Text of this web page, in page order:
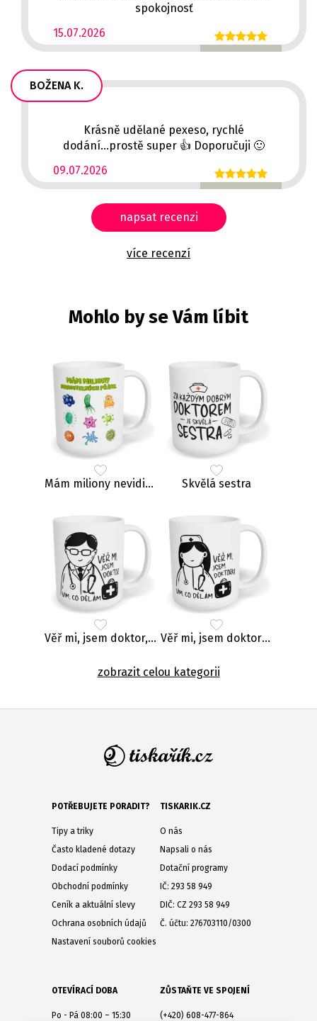
15.07.2026
spokojnosť
BOŽENA K.
09.07.2026
Krásně udělané pexeso, rychlé
dodání...prostě super 👍 Doporučuji 🙂
napsat recenzi
více recenzí
Mohlo by se Vám líbit
Mám miliony neviditelných přátel Skvělá sestra
Věř mi, jsem doktor, vím, co dělám Věř mi, jsem doktorka, vím, co dělám
zobrazit celou kategorii
POTŘEBUJETE PORADIT?
Tipy a triky
Často kladené dotazy
Dodací podmínky
Obchodní podmínky
Ceník a aktuální slevy
Ochrana osobních údajů
Nastavení souborů cookies
TISKARIK.CZ
O nás
Napsali o nás
Dotační programy
IČ: 293 58 949
DIČ: CZ 293 58 949
Č. účtu: 276703110/0300
OTEVÍRACÍ DOBA
Po - Pá 08:00 – 15:30
ZŮSTAŇTE VE SPOJENÍ
(+420) 608-477-864